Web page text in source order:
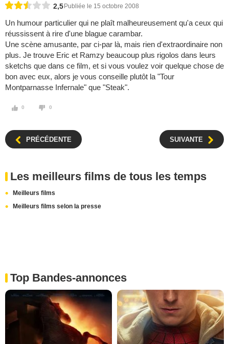
2,5 Publiée le 15 octobre 2008
Un humour particulier qui ne plaît malheureusement qu'a ceux qui
réussissent à rire d'une blague carambar.
Une scène amusante, par ci-par là, mais rien d'extraordinaire non
plus. Je trouve Eric et Ramzy beaucoup plus rigolos dans leurs
sketchs que dans ce film, et si vous voulez voir quelque chose de
bon avec eux, alors je vous conseille plutôt la "Tour
Montparnasse Infernale" que "Steak".
0 0
PRÉCÉDENTE SUIVANTE
Les meilleurs films de tous les temps
Meilleurs films
Meilleurs films selon la presse
Top Bandes-annonces